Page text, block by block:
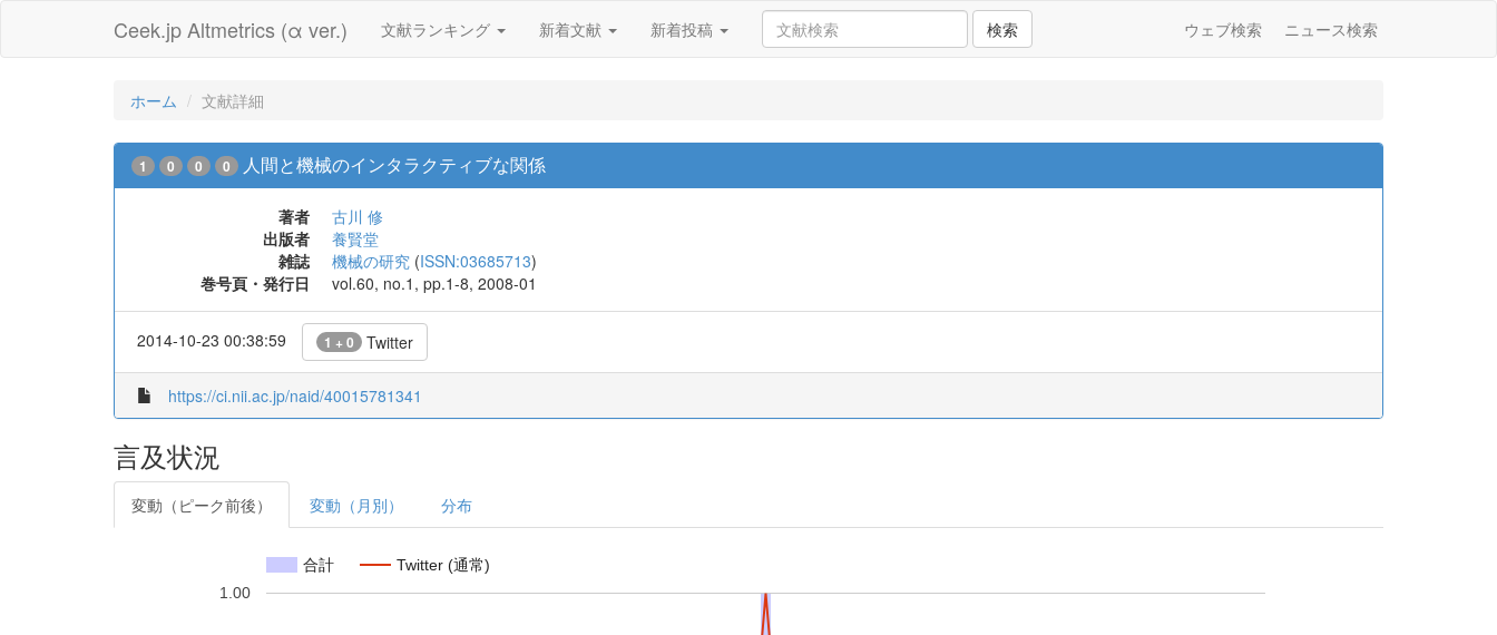
Ceek.jp Altmetrics (α ver.) 文献ランキング 新着文献 新着投稿 検索 ウェブ検索 ニュース検索
ホーム 文献詳細
1 0 0 0 人間と機械のインタラクティブな関係
著者
古川 修
出版者
養賢堂
雑誌
機械の研究 (ISSN:03685713)
巻号頁・発行日
vol.60, no.1, pp.1-8, 2008-01
2014-10-23 00:38:59 1 + 0 Twitter
https://ci.nii.ac.jp/naid/40015781341
言及状況
変動（ピーク前後） 変動（月別） 分布
合計 Twitter (通常)
1.00